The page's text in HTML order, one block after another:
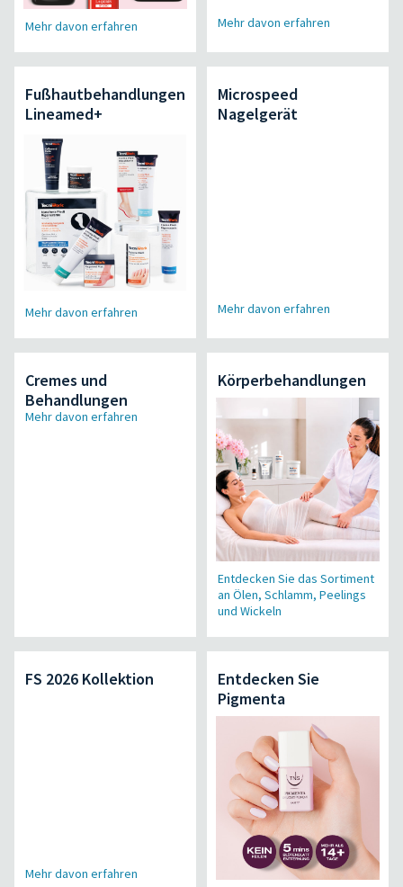
Mehr davon erfahren Mehr davon erfahren
Fußhautbehandlungen
Lineamed+
Mehr davon erfahren
Microspeed
Nagelgerät
Mehr davon erfahren
Cremes und
Behandlungen
Mehr davon erfahren
Körperbehandlungen
Entdecken Sie das Sortiment
an Ölen, Schlamm, Peelings
und Wickeln
FS 2026 Kollektion
Mehr davon erfahren
Entdecken Sie
Pigmenta